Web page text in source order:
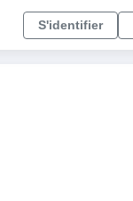
S'identifier